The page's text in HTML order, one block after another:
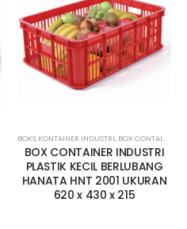
,BOX CONTAINER LUBANG,CONTAINER
BOKS KONTAINER INDUSTRI, BOX CONTAINER KECIL
BOX CONTAINER INDUSTRI
PLASTIK KECIL BERLUBANG
HANATA HNT 2001 UKURAN
620 x 430 x 215